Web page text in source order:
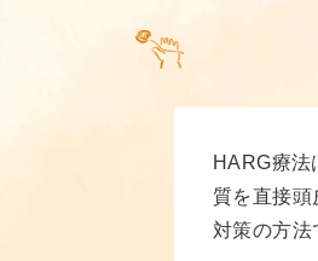
HARG療法
質を直接頭
対策の方法